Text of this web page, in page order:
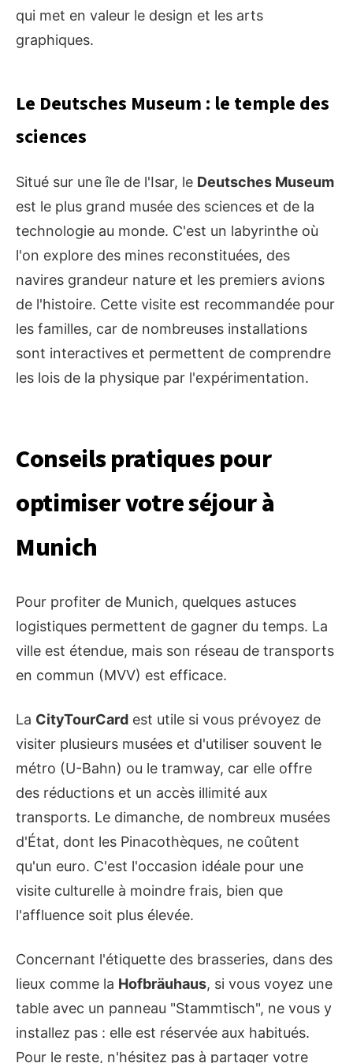
qui met en valeur le design et les arts
graphiques.
Le Deutsches Museum : le temple des
sciences
Situé sur une île de l'Isar, le Deutsches Museum
est le plus grand musée des sciences et de la
technologie au monde. C'est un labyrinthe où
l'on explore des mines reconstituées, des
navires grandeur nature et les premiers avions
de l'histoire. Cette visite est recommandée pour
les familles, car de nombreuses installations
sont interactives et permettent de comprendre
les lois de la physique par l'expérimentation.
Conseils pratiques pour
optimiser votre séjour à
Munich
Pour profiter de Munich, quelques astuces
logistiques permettent de gagner du temps. La
ville est étendue, mais son réseau de transports
en commun (MVV) est efficace.
La CityTourCard est utile si vous prévoyez de
visiter plusieurs musées et d'utiliser souvent le
métro (U-Bahn) ou le tramway, car elle offre
des réductions et un accès illimité aux
transports. Le dimanche, de nombreux musées
d'État, dont les Pinacothèques, ne coûtent
qu'un euro. C'est l'occasion idéale pour une
visite culturelle à moindre frais, bien que
l'affluence soit plus élevée.
Concernant l'étiquette des brasseries, dans des
lieux comme la Hofbräuhaus, si vous voyez une
table avec un panneau "Stammtisch", ne vous y
installez pas : elle est réservée aux habitués.
Pour le reste, n'hésitez pas à partager votre